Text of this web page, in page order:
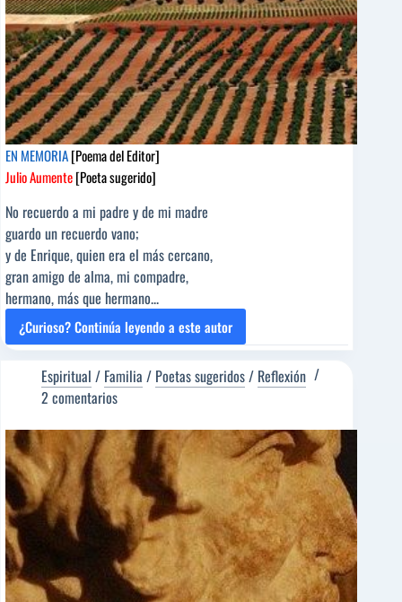
EN MEMORIA[Poema del Editor]
Julio Aumente[Poeta sugerido]
No recuerdo a mi padre y de mi madre
guardo un recuerdo vano;
y de Enrique, quien era el más cercano,
gran amigo de alma, mi compadre,
hermano, más que hermano...
¿Curioso? Continúa leyendo a este autor
EN
MEMORIA
[Poema
del
Julio
Aumente
[Poeta
sugerido]
Espiritual / Familia / Poetas sugeridos/ Reflexión
2 comentarios